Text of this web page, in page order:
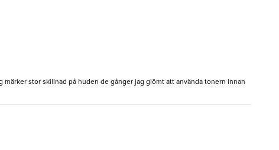
stor skillnad på huden de gånger jag glömt att använda tonern innan